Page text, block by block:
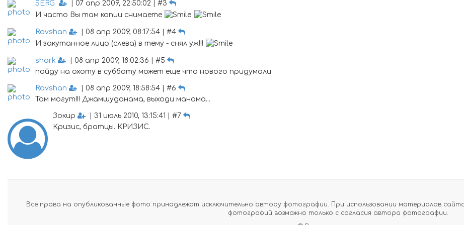
SERG
| 07 апр 2009, 22:50:02 | #3
И часто Вы там копии снимаете
Ravshan
| 08 апр 2009, 08:17:54 | #4
И закутанное лицо (слева) в тему - снял уж!!!
shark
| 08 апр 2009, 18:02:36 | #5
пойду на охоту в субботу может еще что нового придумали
Ravshan
| 08 апр 2009, 18:58:54 | #6
Там могут!!! Джамшуданама, выходи манама...
Зокир
| 31 июль 2010, 13:15:41 | #7
Кризис, братцы. КРИЗИС.
Все права на опубликованные фото принадлежат исключительно автору фотографии. При использовании материалов
фотографий возможно только с согласия автора фотографии.